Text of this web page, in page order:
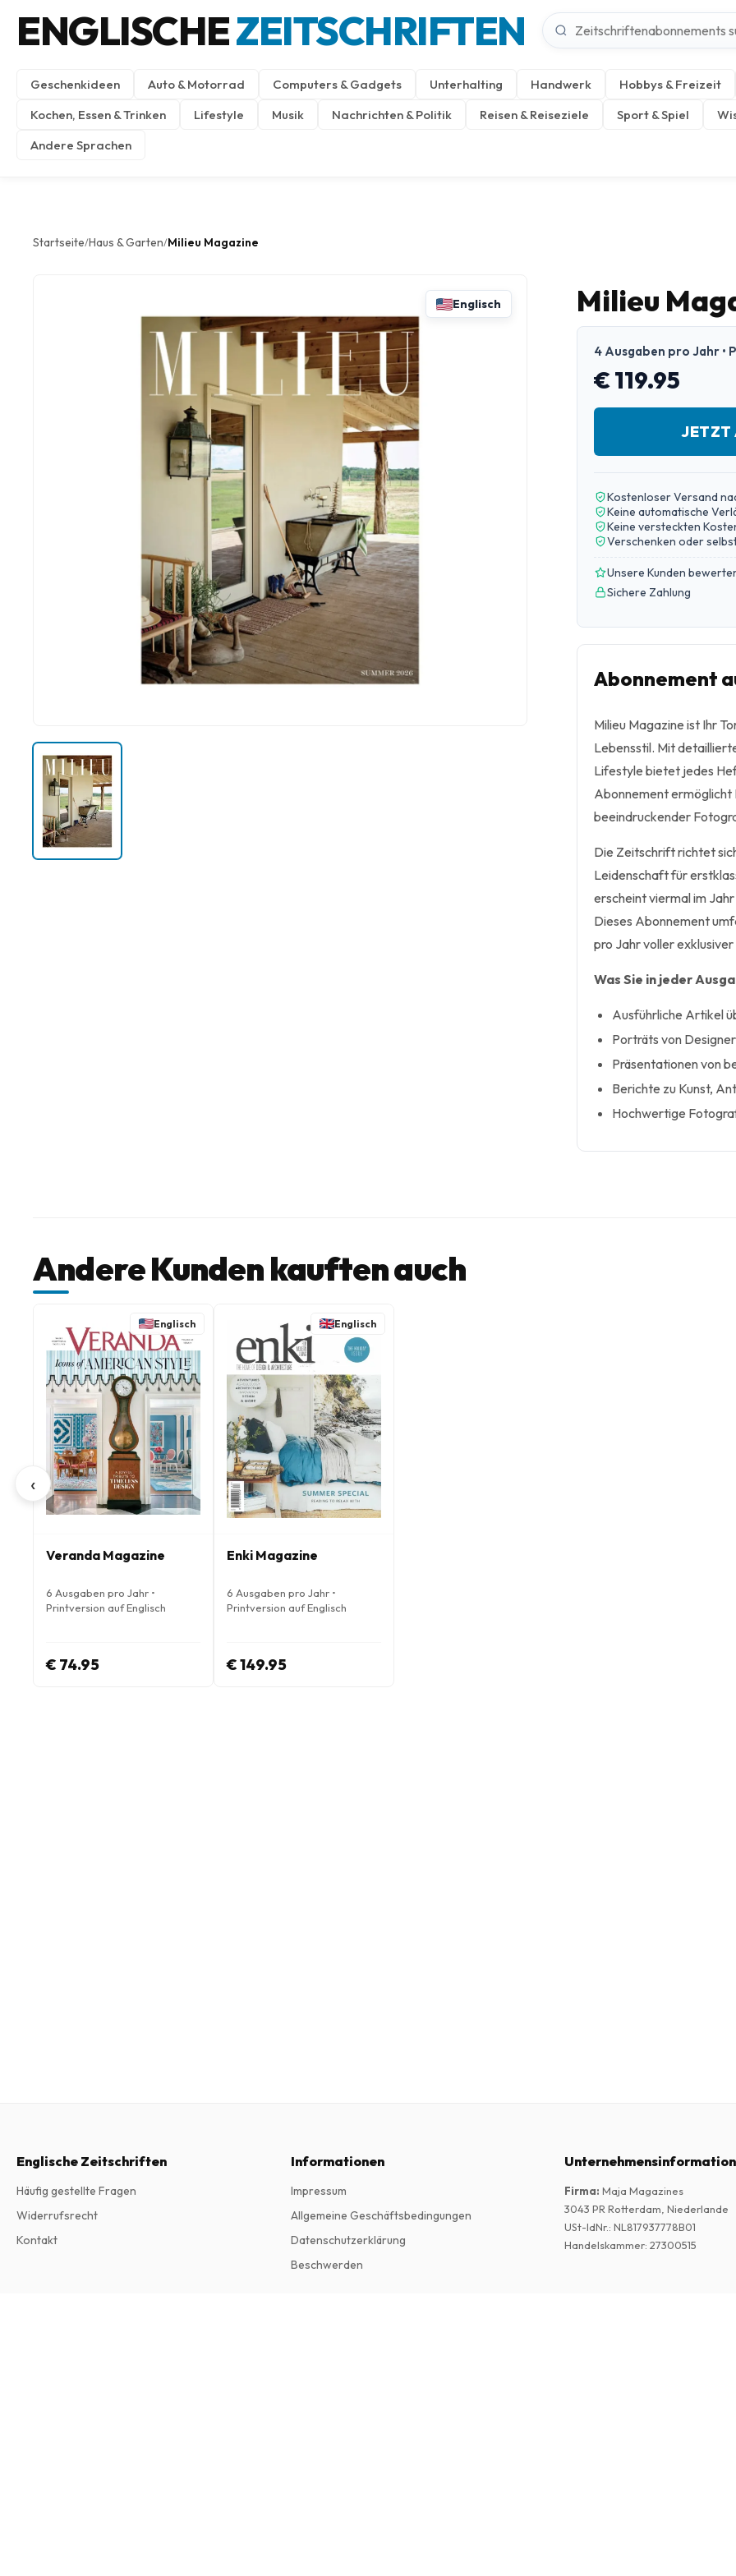
ENGLISCHEZEITSCHRIFTEN
Geschenkideen Auto & Motorrad Computers & Gadgets Unterhalting Handwerk
Hobbys & Freizeit
Kochen, Essen & Trinken
Lifestyle Musik Nachrichten & Politik Reisen & Reiseziele Sport & Spiel
Andere Sprachen
Startseite/Haus & Garten/Milieu Magazine
Englisch Milieu
4 Ausgaben pro Jahr •
€ 119.95
JETZT
Kostenloser Versand
Keine automatische
Keine versteckten
Verschenken oder
Unsere Kunden
Sichere Zahlung
Abonnement
Milieu Magazine ist Ihr
Lebensstil. Mit
Lifestyle bietet jedes
Abonnement ermöglicht
beeindruckender
Die Zeitschrift richtet
Leidenschaft für
erscheint viermal im
Dieses Abonnement
pro Jahr voller exklusiver
Was Sie in jeder
Ausführliche Artikel
Porträts von
Präsentationen von
Berichte zu Kunst,
Hochwertige
Andere Kunden kauften auch
‹
Englisch
Veranda Magazine
6 Ausgaben pro Jahr •
Printversion auf Englisch
€ 74.95
Englisch
Enki Magazine
6 Ausgaben pro Jahr •
Printversion auf Englisch
€ 149.95
Englische Zeitschriften
Häufig gestellte Fragen
Widerrufsrecht
Kontakt
Informationen
Impressum
Allgemeine Geschäftsbedingungen
Datenschutzerklärung
Beschwerden
Firma: Maja Magazines
3043 PR Rotterdam, Niederlande
USt-IdNr.: NL817937778B01
Handelskammer: 27300515